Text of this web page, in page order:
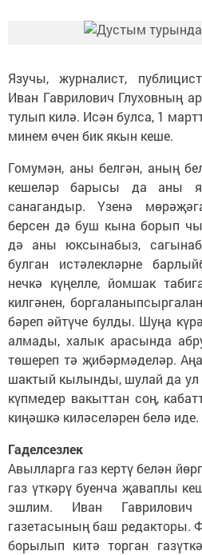
Язучы, журналист,
Иван Гаврилович Глуховның
тулып килә. Исән булса, 1
минем өчен бик якын кеше.
Гомумән, аны белгән, аның
кешеләр барысы да аны
санагандыр. Үзенә
берсен дә буш кына борып
дә аны юксынабыз,
булган истәлекләрне
нечкә күңелле, йомшак
килгәнен,
бәреп әйтүче булды. Шуңа
алмады, халык арасында
төшереп тә җибәрмәделәр.
шактый кылынды, шулай да ул
күпмедер вакыттан соң,
киңәшкә киләселәрен белә иде.
Гаделсезлек
Авылларга газ кертү белән
газ үткәрү буенча җаваплы
эшлим. Иван
газетасының баш редакторы.
борылып китә торган